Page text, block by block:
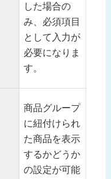
した場合の
み、必須項目
として入力が
必要になりま
す。
商品グループ
に紐付けられ
た商品を表示
するかどうか
の設定が可能